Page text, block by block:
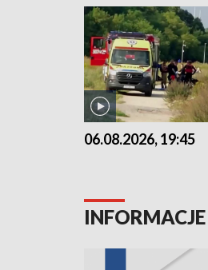
06.08.2026, 19:45
INFORMACJE